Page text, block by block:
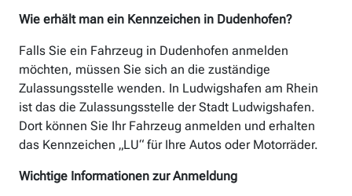
Wie erhält man ein Kennzeichen in Dudenhofen?
Falls Sie ein Fahrzeug in Dudenhofen anmelden
möchten, müssen Sie sich an die zuständige
Zulassungsstelle wenden. In Ludwigshafen am Rhein
ist das die Zulassungsstelle der Stadt Ludwigshafen.
Dort können Sie Ihr Fahrzeug anmelden und erhalten
das Kennzeichen „LU“ für Ihre Autos oder Motorräder.
Wichtige Informationen zur Anmeldung